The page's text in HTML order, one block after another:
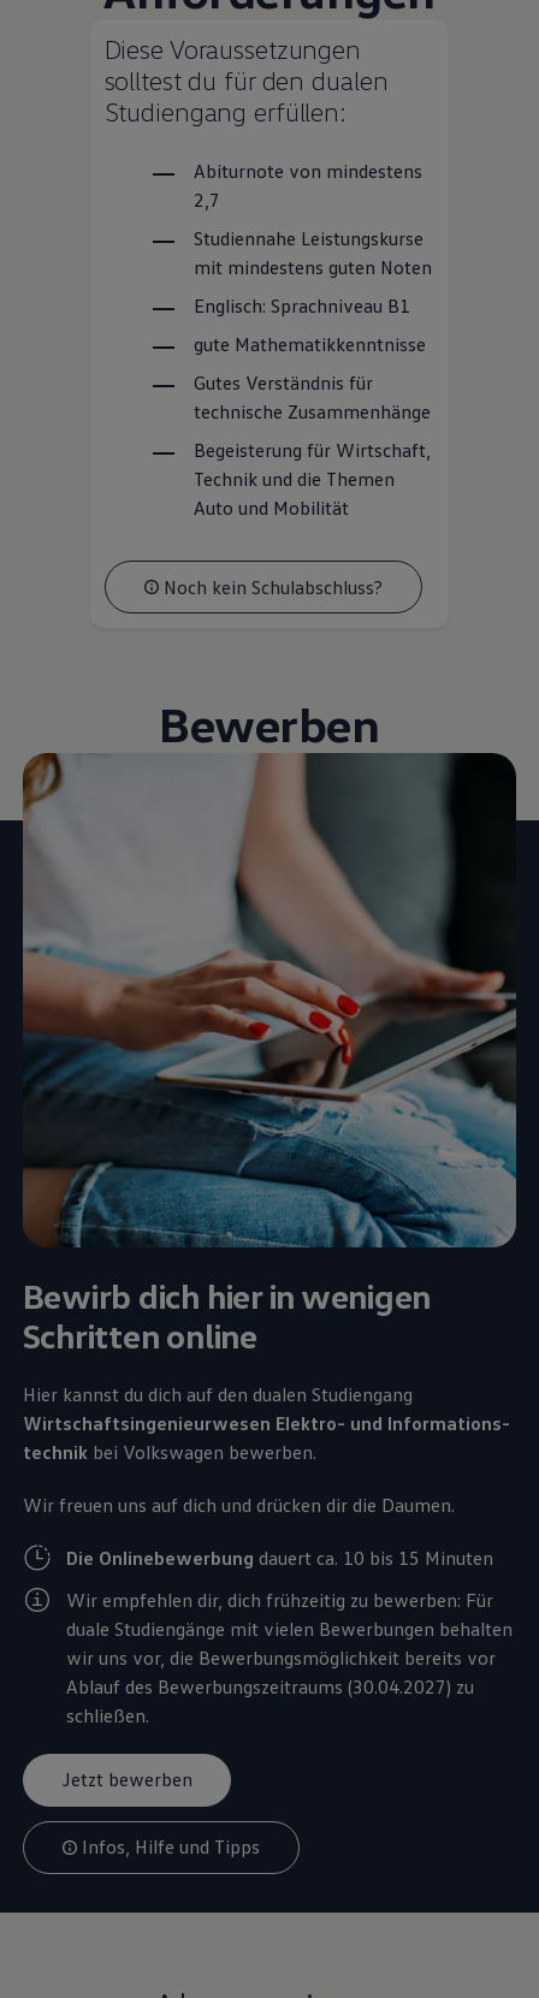
Diese Voraussetzungen
solltest du für den dualen
Studiengang erfüllen:
Abiturnote von mindestens
2,7
Studiennahe Leistungskurse
mit mindestens guten Noten
Englisch: Sprachniveau B1
gute Mathematikkenntnisse
Gutes Verständnis für
technische Zusammenhänge
Begeisterung für Wirtschaft,
Technik und die Themen
Auto und Mobilität
Noch kein Schulabschluss?
Bewerben
Bewirb dich hier in wenigen
Schritten online
Hier kannst du dich auf den dualen Studiengang
Wirtschaftsingenieurwesen Elektro- und Informations­
technikbei Volkswagen bewerben.
Wir freuen uns auf dich und drücken dir die Daumen.
Die Onlinebewerbung dauert ca. 10 bis 15 Minuten
Wir empfehlen dir, dich frühzeitig zu bewerben: Für
duale Studiengänge mit vielen Bewerbungen behalten
wir uns vor, die Bewerbungsmöglichkeit bereits vor
Ablauf des Bewerbungszeitraums (30.04.2027) zu
schließen.
Jetzt bewerben
Infos, Hilfe und Tipps